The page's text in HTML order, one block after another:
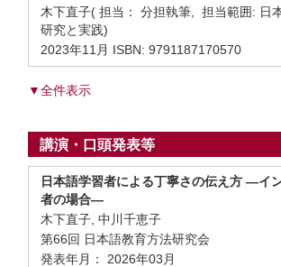
木下直子( 担当： 分担執筆, 担当範囲: 日
研究と実践)
2023年11月 ISBN: 9791187170570
▼全件表示
講演・口頭発表等
日本語学習者による丁寧さの伝え方 ―イ
者の場合―
木下直子, 中川千恵子
第66回 日本語教育方法研究会
発表年月： 2026年03月